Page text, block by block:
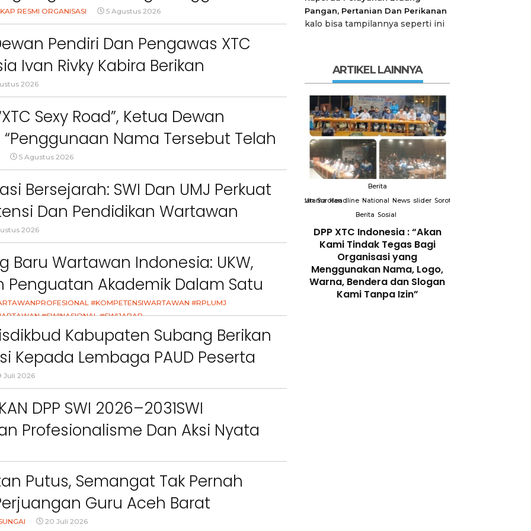
Warna, Bendera Dan Slogan
Izin”
RESMI ORGANISASI 5 Agustus 2026
Pendiri Dan Pengawas XTC
Ivan Rivky Kabira Berikan
Sikap Terkait “XTC Sexy Road”
2026
Sexy Road”, Ketua Dewan
“Penggunaan Nama Tersebut Telah
Ketentuan Perundang-
5 Agustus 2026
Bersejarah: SWI Dan UMJ Perkuat
Dan Pendidikan Wartawan
2026
Baru Wartawan Indonesia: UKW,
Penguatan Akademik Dalam Satu
#KOMPETENSIWARTAWAN #RPLUMJ
#SWINASIONAL #SWIJABAR
Kabupaten Subang Berikan
Kepada Lembaga PAUD Peserta
MPLS Dan G7KAIH
Juli 2026
DPP SWI 2026–2031SWI
Profesionalisme Dan Aksi Nyata
Impact
Putus, Semangat Tak Pernah
Guru Aceh Barat
Air Mata
20 Juli 2026
Pangan, Pertanian Dan Perikanan
kalo bisa tampilannya seperti ini
ARTIKEL LAINNYA
Berita
Headline
Berita
Empat Tahun Janji Membeku,
Sawah Rusak: Ahli Waris
Tagih Tanggung Jawab
Pemkab Bandung Barat
Berita
Sorotan Sorotan
Berita
Berikan Penyuluhan dengan
Tema Membangun Peran
Orang Tua dalam Menjaga
Kesehatan Anak di Era Digital
Berita
Utama Headline National News slider Sorotan
Berita Sosial
DPP XTC Indonesia : “Akan
Kami Tindak Tegas Bagi
Organisasi yang
Menggunakan Nama, Logo,
Warna, Bendera dan Slogan
Kami Tanpa Izin”